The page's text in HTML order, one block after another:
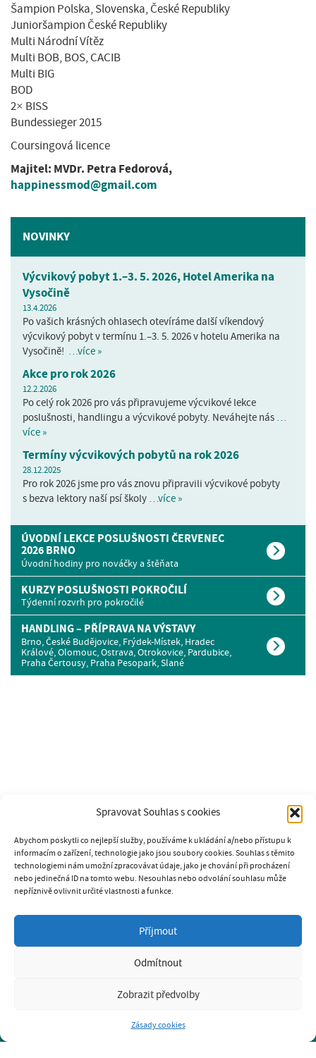
Spravovat Souhlas s cookies
Abychom poskytli co nejlepší služby, používáme k ukládání a/nebo přístupu k
informacím o zařízení, technologie jako jsou soubory cookies. Souhlas s těmito
technologiemi nám umožní zpracovávat údaje, jako je chování při procházení
nebo jedinečná ID na tomto webu. Nesouhlas nebo odvolání souhlasu může
nepříznivě ovlivnit určité vlastnosti a funkce.
Příjmout
Odmítnout
Zobrazit předvolby
Zásady cookies
Šampion Polska, Slovenska, České Republiky
Junioršampion České Republiky
Multi Národní Vítěz
Multi BOB, BOS, CACIB
Multi BIG
BOD
2× BISS
Bundessieger 2015
Coursingová licence
Majitel: MVDr. Petra Fedorová,
happinessmod@gmail.com
NOVINKY
Výcvikový pobyt 1.–3. 5. 2026, Hotel Amerika na
Vysočině
13.4.2026
Po vašich krásných ohlasech otevíráme další víkendový
výcvikový pobyt v termínu 1.–3. 5. 2026 v hotelu Amerika na
Vysočině! …více »
Akce pro rok 2026
12.2.2026
Po celý rok 2026 pro vás připravujeme výcvikové lekce
poslušnosti, handlingu a výcvikové pobyty. Neváhejte nás …
více »
Termíny výcvikových pobytů na rok 2026
28.12.2025
Pro rok 2026 jsme pro vás znovu připravili výcvikové pobyty
s bezva lektory naší psí školy …více »
ÚVODNÍ LEKCE POSLUŠNOSTI ČERVENEC
2026 BRNO
Úvodní hodiny pro nováčky a štěňata
KURZY POSLUŠNOSTI POKROČILÍ
Týdenní rozvrh pro pokročilé
HANDLING – PŘÍPRAVA NA VÝSTAVY
Brno, České Budějovice, Frýdek-Místek, Hradec
Králové, Olomouc, Ostrava, Otrokovice, Pardubice,
Praha Čertousy, Praha Pesopark, Slané
SOUKROMÁ PSÍ ŠKOLA K9
GABRIELA PAVLÍČKOVÁ